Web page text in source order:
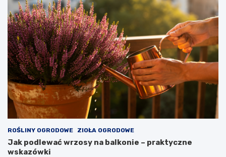
ROŚLINY OGRODOWE ZIOŁA OGRODOWE
Jak podlewać wrzosy na balkonie – praktyczne
wskazówki